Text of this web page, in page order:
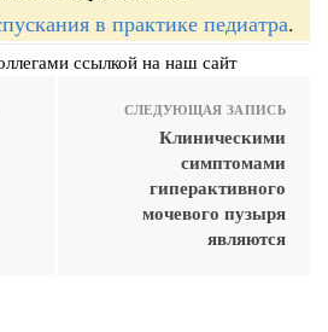
в практике педиатра.
ссылкой на наш сайт
СЛЕДУЮЩАЯ ЗАПИСЬ
Клиническими
симптомами
гиперактивного
мочевого пузыря
являются